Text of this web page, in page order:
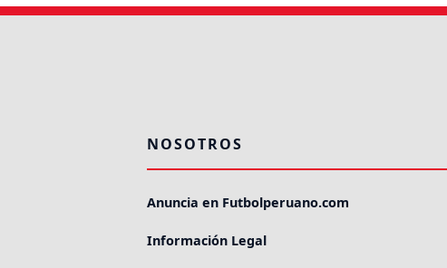
NOSOTROS
Anuncia en Futbolperuano.com
Información Legal